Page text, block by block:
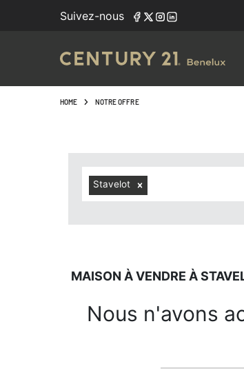
Suivez-nous
HOME NOTRE OFFRE
Stavelot
MAISON À VENDRE À
Nous n'avons
Navigated to Maison à vendre à Stavelot